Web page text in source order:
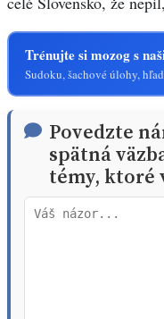
Trénujte si mozog s
Sudoku, šachové úlohy,
Povedzte
spätná
témy, ktoré